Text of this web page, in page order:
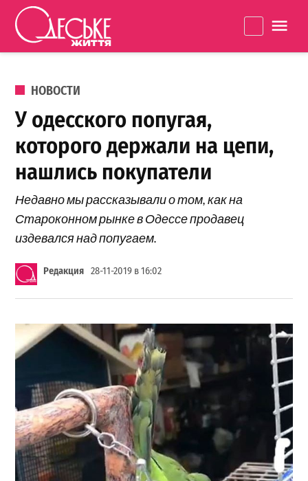
Перейти к содержанию
життя
ОПУБЛИКОВАНО В
НОВОСТИ
У одесского попугая,
которого держали на цепи,
нашлись покупатели
Недавно мы рассказывали о том, как на
Староконном рынке в Одессе продавец
издевался над попугаем.
Редакция 28-11-2019 в 16:02